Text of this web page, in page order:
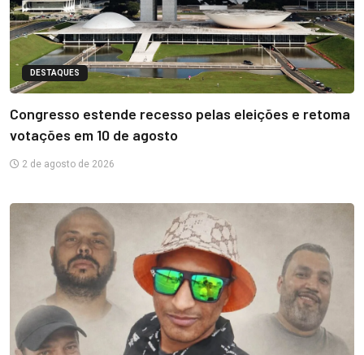
DESTAQUES
Congresso estende recesso pelas eleições e retoma
votações em 10 de agosto
2 de agosto de 2026